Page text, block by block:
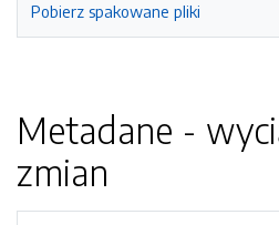
Pobierz spakowane pliki
Metadane -
zmian